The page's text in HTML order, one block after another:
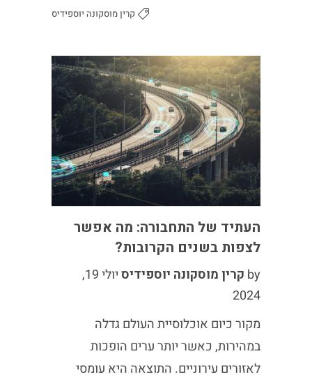
קרין מוסקונה יוספידיס
העתיד של התחבורה: מה אפשר
לצפות בשנים הקרובות?
by קרין מוסקונה יוספידיס
יולי 19,
2024
מקור כיום אוכלוסיית העולם גדלה
במהירות, כאשר יותר ערים הופכות
לאזורים עירוניים. התוצאה היא עומסי